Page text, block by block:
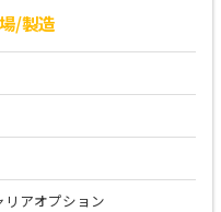
/製造
アオプション